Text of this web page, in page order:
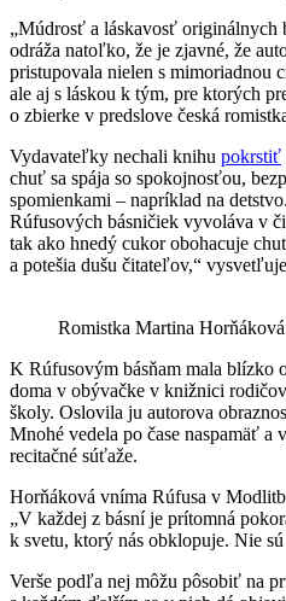
„Múdrosť a láskavosť originálnych
odráža natoľko, že je zjavné, že
pristupovala nielen s mimoriadnou
ale aj s láskou k tým, pre ktorých
o zbierke v predslove česká
Vydavateľky nechali knihu pokrstiť
chuť sa spája so spokojnosťou,
spomienkami – napríklad na
Rúfusových básničiek vyvoláva v
tak ako hnedý cukor obohacuje
a potešia dušu čitateľov,“
Romistka Martina
K Rúfusovým básňam mala blízko
doma v obývačke v knižnici
školy. Oslovila ju autorova
Mnohé vedela po čase naspamäť a
recitačné súťaže.
Horňáková vníma Rúfusa v
„V každej z básní je prítomná
k svetu, ktorý nás obklopuje. Nie
Verše podľa nej môžu pôsobiť na